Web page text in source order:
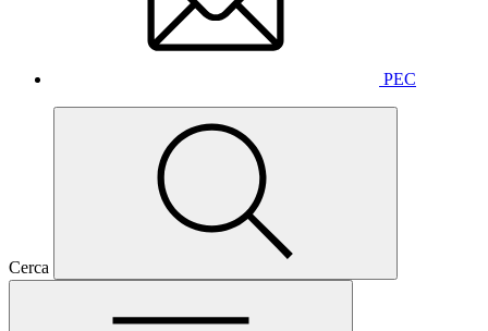
PEC
Cerca